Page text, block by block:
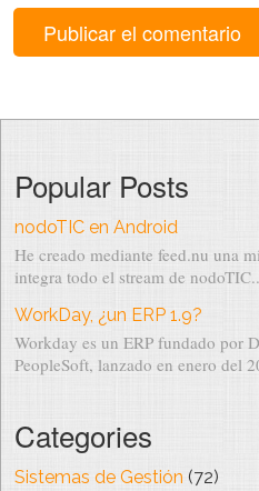
Popular Posts
nodoTIC en Android
He creado mediante feed.nu una
integra todo el stream de
WorkDay, ¿un ERP 1.9?
Workday es un ERP fundado por
PeopleSoft, lanzado en enero del
Categories
Sistemas de Gestión (72)